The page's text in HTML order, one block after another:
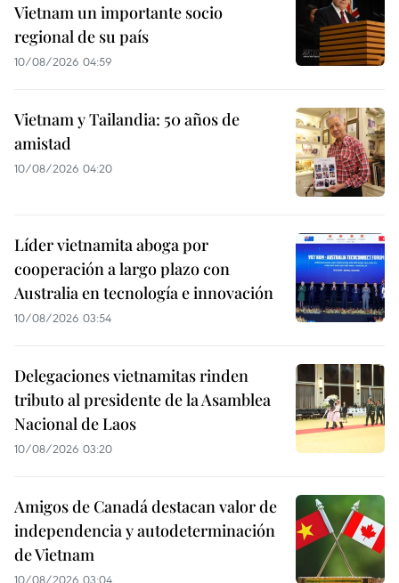
Vietnam un importante socio
regional de su país
10/08/2026 04:59
Vietnam y Tailandia: 50 años de
amistad
10/08/2026 04:20
Líder vietnamita aboga por
cooperación a largo plazo con
Australia en tecnología e innovación
10/08/2026 03:54
Delegaciones vietnamitas rinden
tributo al presidente de la Asamblea
Nacional de Laos
10/08/2026 03:20
Amigos de Canadá destacan valor de
independencia y autodeterminación
de Vietnam
10/08/2026 03:04